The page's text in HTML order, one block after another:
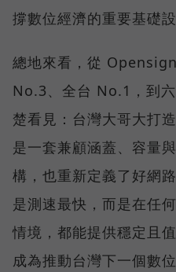
撐數位經濟的重要基礎設
總地來看，從
No.3、全台 No.1，到
楚看見：台灣大哥大打
是一套兼顧涵蓋、容量
構，也重新定義了好網
是測速最快，而是在任
情境，都能提供穩定且
成為推動台灣下一個數